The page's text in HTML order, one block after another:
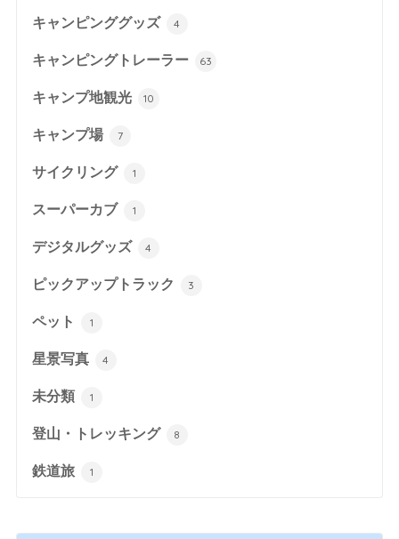
キャンピンググッズ 4
キャンピングトレーラー 63
キャンプ地観光 10
キャンプ場 7
サイクリング 1
スーパーカブ 1
デジタルグッズ 4
ピックアップトラック 3
ペット 1
星景写真 4
未分類 1
登山・トレッキング 8
鉄道旅 1